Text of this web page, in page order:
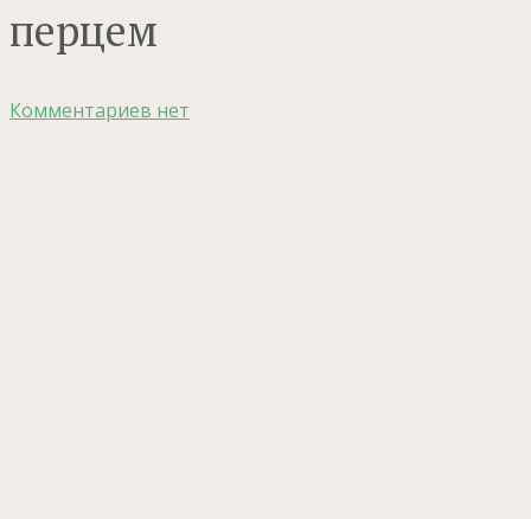
перцем
Комментариев нет